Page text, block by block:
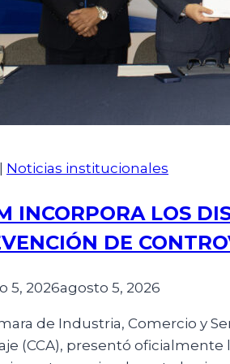
Noticias institucionales
INCORPORA LOS
DE
5, 2026agosto 5, 2026
de Industria, Comercio y
(CCA), presentó